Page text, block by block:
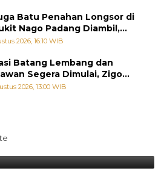
Batu Penahan Longsor di
Nago Padang Diambil,
Bencana Terulang
2026, 16:10 WIB
Batang Lembang dan
Segera Dimulai, Zigo
Proyek Berjalan
2026, 13:00 WIB
tetapi Jepang Selalu
Kejutan